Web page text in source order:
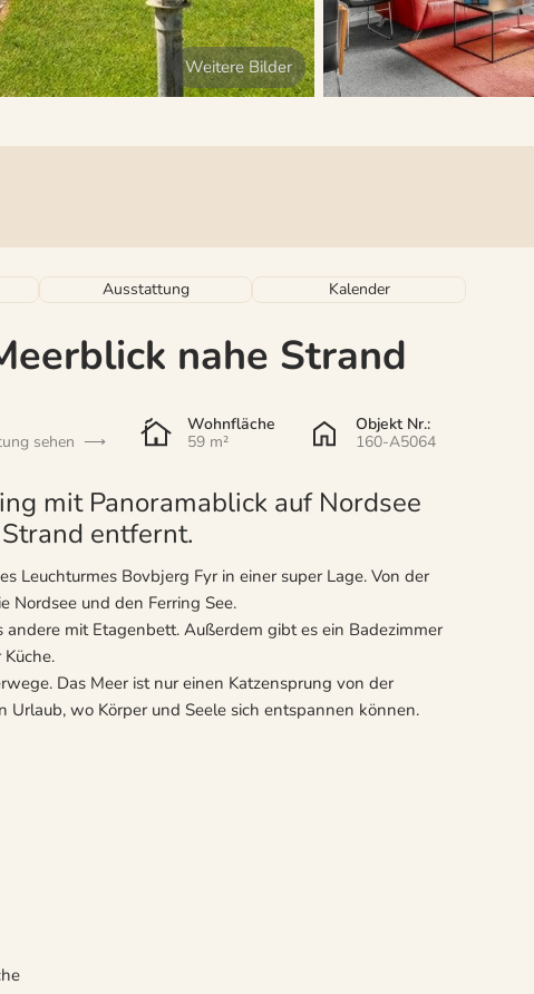
Ausstattung Kalender
nahe Strand
sehen
Wohnfläche
59 m²
Objekt Nr.:
160-A5064
mit Panoramablick auf Nordsee
entfernt.
Leuchturmes Bovbjerg Fyr in einer super Lage. Von der
Nordsee und den Ferring See.
mit Etagenbett. Außerdem gibt es ein Badezimmer
Das Meer ist nur einen Katzensprung von der
wo Körper und Seele sich entspannen können.